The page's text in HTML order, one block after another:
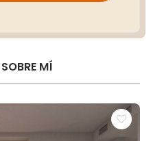
SOBRE MÍ